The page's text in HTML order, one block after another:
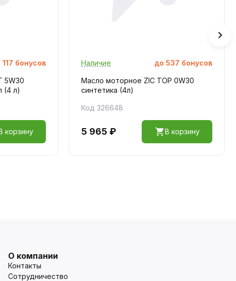
117 бонусов
5W30
(4 л)
корзину
Наличие до 537 бонусов
Масло моторное ZIC TOP 0W30
синтетика (4л)
Код 326648
5 965 ₽ В корзину
О компании
Контакты
Сотрудничество